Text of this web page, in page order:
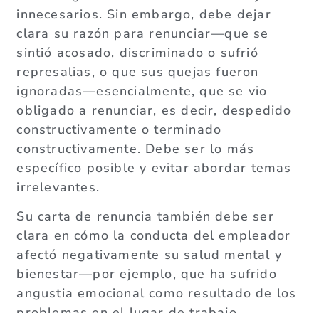
innecesarios. Sin embargo, debe dejar
clara su razón para renunciar—que se
sintió acosado, discriminado o sufrió
represalias, o que sus quejas fueron
ignoradas—esencialmente, que se vio
obligado a renunciar, es decir, despedido
constructivamente o terminado
constructivamente. Debe ser lo más
específico posible y evitar abordar temas
irrelevantes.
Su carta de renuncia también debe ser
clara en cómo la conducta del empleador
afectó negativamente su salud mental y
bienestar—por ejemplo, que ha sufrido
angustia emocional como resultado de los